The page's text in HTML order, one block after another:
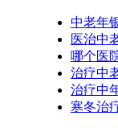
中老年
医治中
哪个医
治疗中
治疗中
寒冬治